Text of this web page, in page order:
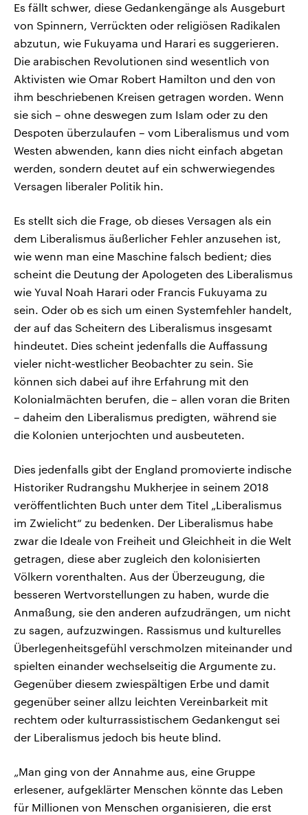
Es fällt schwer, diese Gedankengänge als Ausgeburt
von Spinnern, Verrückten oder religiösen Radikalen
abzutun, wie Fukuyama und Harari es suggerieren.
Die arabischen Revolutionen sind wesentlich von
Aktivisten wie Omar Robert Hamilton und den von
ihm beschriebenen Kreisen getragen worden. Wenn
sie sich – ohne deswegen zum Islam oder zu den
Despoten überzulaufen – vom Liberalismus und vom
Westen abwenden, kann dies nicht einfach abgetan
werden, sondern deutet auf ein schwerwiegendes
Versagen liberaler Politik hin.
Es stellt sich die Frage, ob dieses Versagen als ein
dem Liberalismus äußerlicher Fehler anzusehen ist,
wie wenn man eine Maschine falsch bedient; dies
scheint die Deutung der Apologeten des Liberalismus
wie Yuval Noah Harari oder Francis Fukuyama zu
sein. Oder ob es sich um einen Systemfehler handelt,
der auf das Scheitern des Liberalismus insgesamt
hindeutet. Dies scheint jedenfalls die Auffassung
vieler nicht‑westlicher Beobachter zu sein. Sie
können sich dabei auf ihre Erfahrung mit den
Kolonialmächten berufen, die – allen voran die Briten
– daheim den Liberalismus predigten, während sie
die Kolonien unterjochten und ausbeuteten.
Dies jedenfalls gibt der England promovierte indische
Historiker Rudrangshu Mukherjee in seinem 2018
veröffentlichten Buch unter dem Titel „Liberalismus
im Zwielicht“ zu bedenken. Der Liberalismus habe
zwar die Ideale von Freiheit und Gleichheit in die Welt
getragen, diese aber zugleich den kolonisierten
Völkern vorenthalten. Aus der Überzeugung, die
besseren Wertvorstellungen zu haben, wurde die
Anmaßung, sie den anderen aufzudrängen, um nicht
zu sagen, aufzuzwingen. Rassismus und kulturelles
Überlegenheitsgefühl verschmolzen miteinander und
spielten einander wechselseitig die Argumente zu.
Gegenüber diesem zwiespältigen Erbe und damit
gegenüber seiner allzu leichten Vereinbarkeit mit
rechtem oder kulturrassistischem Gedankengut sei
der Liberalismus jedoch bis heute blind.
„Man ging von der Annahme aus, eine Gruppe
erlesener, aufgeklärter Menschen könnte das Leben
für Millionen von Menschen organisieren, die erst